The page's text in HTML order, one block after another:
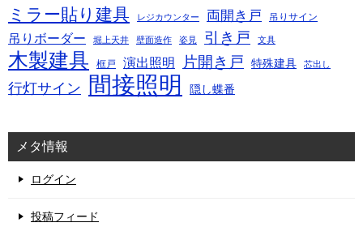
ミラー貼り建具 レジカウンター 両開き戸 吊りサイン
吊りボーダー 堀上天井 壁面造作 姿見 引き戸 文具
木製建具 框戸 演出照明 片開き戸 特殊建具 芯出し
行灯サイン 間接照明 隠し蝶番
メタ情報
ログイン
投稿フィード